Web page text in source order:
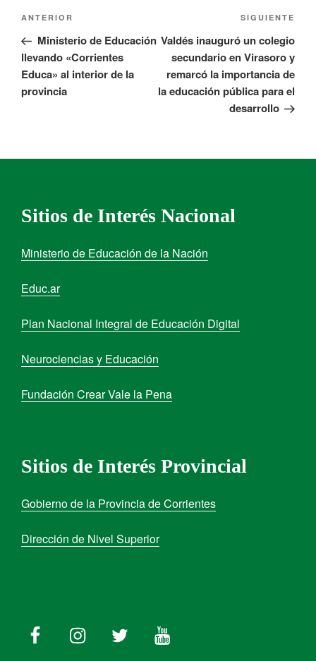
ANTERIOR
Ministerio de Educación
llevando «Corrientes
Educa» al interior de la
provincia
SIGUIENTE
Valdés inauguró un colegio
secundario en Virasoro y
remarcó la importancia de
la educación pública para el
desarrollo
Sitios de Interés Nacional
Ministerio de Educación de la Nación
Educ.ar
Plan Nacional Integral de Educación Digital
Neurociencias y Educación
Fundación Crear Vale la Pena
Sitios de Interés Provincial
Gobierno de la Provincia de Corrientes
Dirección de Nivel Superior